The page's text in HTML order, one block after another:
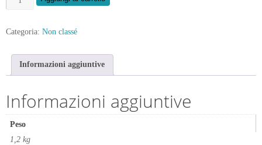
inox
litri
Categoria: Non classé
Informazioni aggiuntive
Informazioni aggiuntive
Peso
1,2 kg